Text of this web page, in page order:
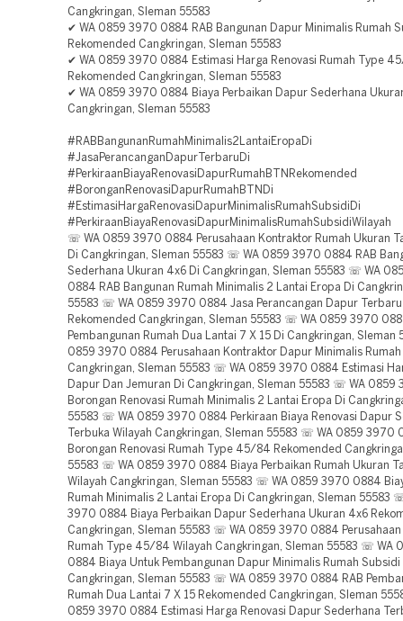
Cangkringan, Sleman 55583
✔ WA 0859 3970 0884 RAB Bangunan Dapur Minimalis Rumah
Rekomended Cangkringan, Sleman 55583
✔ WA 0859 3970 0884 Estimasi Harga Renovasi Rumah Type
Rekomended Cangkringan, Sleman 55583
✔ WA 0859 3970 0884 Biaya Perbaikan Dapur Sederhana
Cangkringan, Sleman 55583
#RABBangunanRumahMinimalis2LantaiEropaDi
#JasaPerancanganDapurTerbaruDi
#PerkiraanBiayaRenovasiDapurRumahBTNRekomended
#BoronganRenovasiDapurRumahBTNDi
#EstimasiHargaRenovasiDapurMinimalisRumahSubsidiDi
#PerkiraanBiayaRenovasiDapurMinimalisRumahSubsidiWilayah
☏ WA 0859 3970 0884 Perusahaan Kontraktor Rumah Ukuran
Di Cangkringan, Sleman 55583 ☏ WA 0859 3970 0884 RAB
Sederhana Ukuran 4x6 Di Cangkringan, Sleman 55583 ☏ WA
0884 RAB Bangunan Rumah Minimalis 2 Lantai Eropa Di
55583 ☏ WA 0859 3970 0884 Jasa Perancangan Dapur Terbaru
Rekomended Cangkringan, Sleman 55583 ☏ WA 0859 3970
Pembangunan Rumah Dua Lantai 7 X 15 Di Cangkringan, Sleman
0859 3970 0884 Perusahaan Kontraktor Dapur Minimalis
Cangkringan, Sleman 55583 ☏ WA 0859 3970 0884 Estimasi
Dapur Dan Jemuran Di Cangkringan, Sleman 55583 ☏ WA
Borongan Renovasi Rumah Minimalis 2 Lantai Eropa Di
55583 ☏ WA 0859 3970 0884 Perkiraan Biaya Renovasi Dapur
Terbuka Wilayah Cangkringan, Sleman 55583 ☏ WA 0859 3970
Borongan Renovasi Rumah Type 45/84 Rekomended
55583 ☏ WA 0859 3970 0884 Biaya Perbaikan Rumah Ukuran
Wilayah Cangkringan, Sleman 55583 ☏ WA 0859 3970 0884
Rumah Minimalis 2 Lantai Eropa Di Cangkringan, Sleman 55583
3970 0884 Biaya Perbaikan Dapur Sederhana Ukuran 4x6
Cangkringan, Sleman 55583 ☏ WA 0859 3970 0884
Rumah Type 45/84 Wilayah Cangkringan, Sleman 55583 ☏ WA
0884 Biaya Untuk Pembangunan Dapur Minimalis Rumah
Cangkringan, Sleman 55583 ☏ WA 0859 3970 0884 RAB
Rumah Dua Lantai 7 X 15 Rekomended Cangkringan, Sleman
0859 3970 0884 Estimasi Harga Renovasi Dapur Sederhana